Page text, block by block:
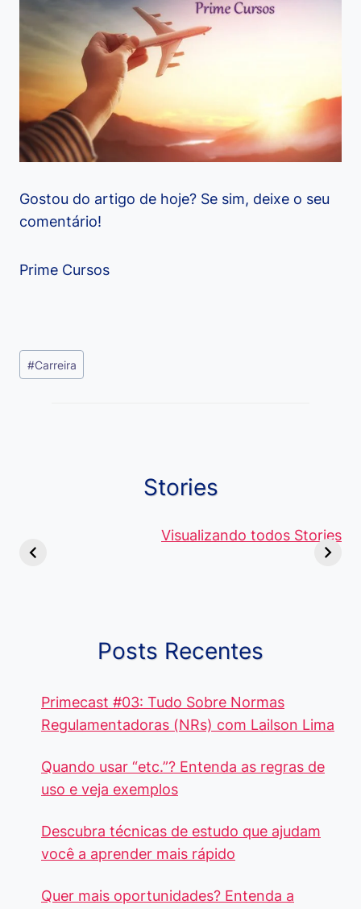
Gostou do artigo de hoje? Se sim, deixe o seu
comentário!
Prime Cursos
Tags
do
#Carreira
Stories
Visualizando todos Stories
Diferença e
de 5 Centavos
Curso de
Pacote
Posts Recentes
Primecast #03: Tudo Sobre Normas
Regulamentadoras (NRs) com Lailson Lima
Quando usar “etc.”? Entenda as regras de
uso e veja exemplos
Descubra técnicas de estudo que ajudam
você a aprender mais rápido
Quer mais oportunidades? Entenda a